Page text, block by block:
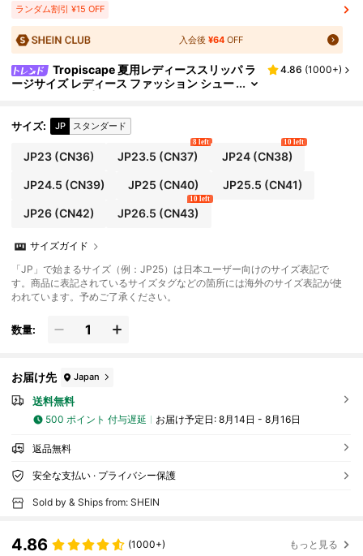
ランダム割引 ¥15 OFF
入会後¥64 OFF
Tropiscape 夏用レディーススリッパ ラ
ージサイズ レディース ファッション シュー
4.86 (1000+)
サイズ: JP スタンダード
JP23(CN36) JP23.5 (CN37)
8 left
JP24(CN38)
10 left
JP24.5 (CN39) JP25 (CN40) JP25.5 (CN41)
JP26(CN42) JP26.5 (CN43)
10 left
サイズガイド
「JP」で始まるサイズ（例：JP25）は日本ユーザー向けのサイズ表記で
す。商品に表記されているサイズタグなどの箇所には海外のサイズ表記が使
われています。予めご了承ください。
数量:
お届け先 Japan
送料無料
500 ポイント 付与遅延 お届け予定日: 8月14日 - 8月16日
返品無料
安全な支払い · プライバシー保護
Sold by & Ships from: SHEIN
4.86 (1000+) もっと見る